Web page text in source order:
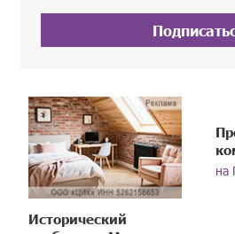
Исторический
на